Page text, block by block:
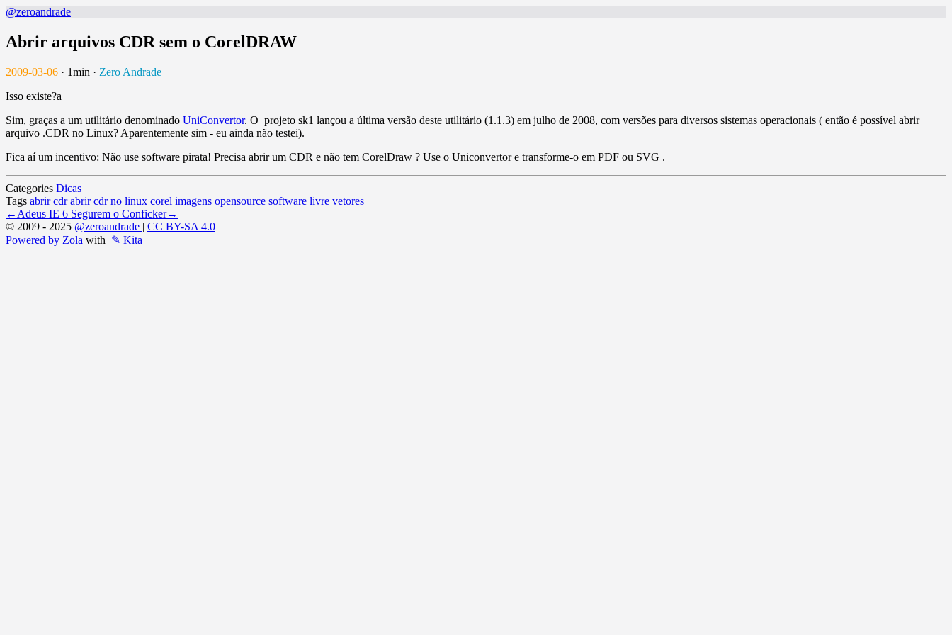
@zeroandrade
Abrir arquivos CDR sem o CorelDRAW
2009-03-06 · 1min · Zero Andrade
Isso existe?a
Sim, graças a um utilitário denominado UniConvertor. O projeto sk1 lançou a última versão deste utilitário (1.1.3) em julho de 2008, com versões para diversos sistemas operacionais ( então é possível abrir
arquivo .CDR no Linux? Aparentemente sim - eu ainda não testei).
Fica aí um incentivo: Não use software pirata! Precisa abrir um CDR e não tem CorelDraw ? Use o Uniconvertor e transforme-o em PDF ou SVG .
Categories Dicas
Tags abrir cdr abrir cdr no linux corel imagens opensource software livre vetores
← Adeus IE 6 Segurem o Conficker→
© 2009 - 2025 @zeroandrade | CC BY-SA 4.0
Powered by Zola with ✎ Kita